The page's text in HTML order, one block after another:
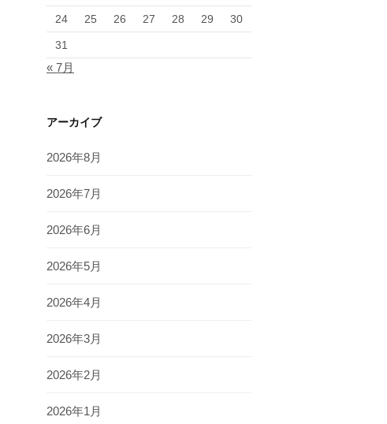
24 25 26 27 28 29 30
31
« 7月
アーカイブ
2026年8月
2026年7月
2026年6月
2026年5月
2026年4月
2026年3月
2026年2月
2026年1月